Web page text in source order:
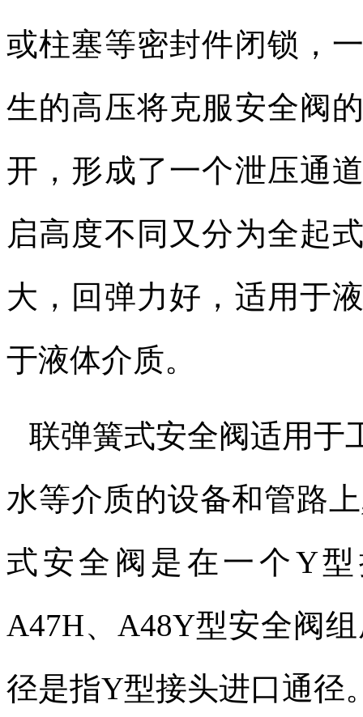
或柱塞等密封件闭锁，
生的高压将克服安全阀
开，形成了一个泄压通
启高度不同又分为全起
大，回弹力好，适用于
于液体介质。
联弹簧式安全阀适用于
水等介质的设备和管路上
式安全阀是在一个Y型
A47H、 A48Y型安全阀
径是指Y型接头进口通径